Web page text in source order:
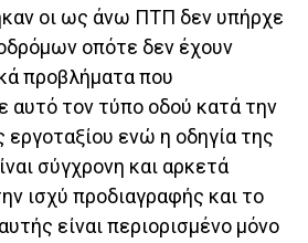
οι ως άνω ΠΤΠ δεν υπήρχε
οπότε δεν έχουν
προβλήματα που
αυτό τον τύπο οδού κατά την
ενώ η οδηγία της
σύγχρονη και αρκετά
ισχύ προδιαγραφής και το
είναι περιορισμένο μόνο